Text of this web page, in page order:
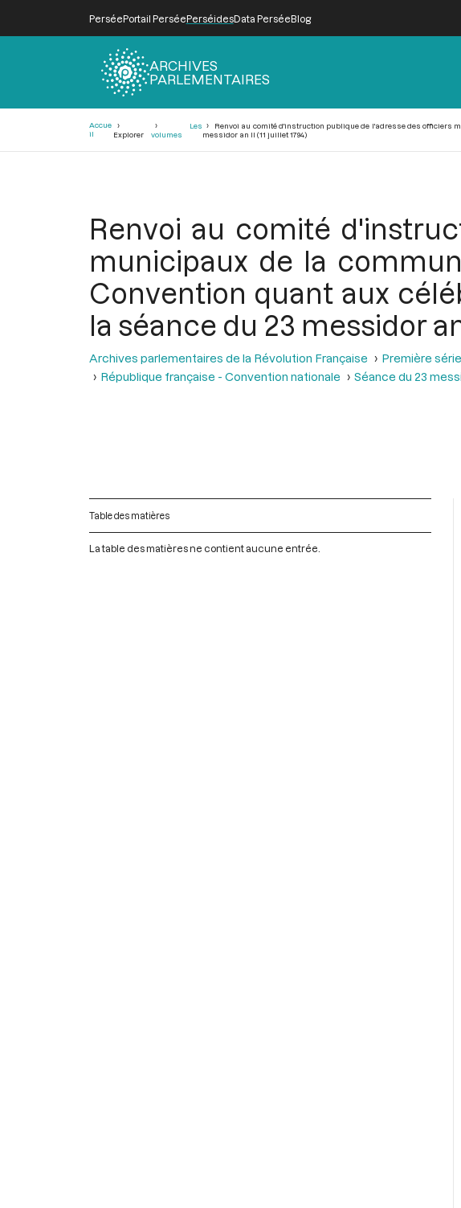
PerséePortail PerséePerséidesData PerséeBlog
ARCHIVES
PARLEMENTAIRES
Accue
il
Explorer
Les
volumes
Renvoi au comité d'instruction publique de l'adresse des officiers
messidor an II (11 juillet 1794)
Renvoi au comité
municipaux de la
Convention quant aux
la séance du 23 messidor an
Archives parlementaires de la Révolution Française Première
République française - Convention nationale
Séance du 23
Table des matières
La table des matières ne contient aucune entrée.